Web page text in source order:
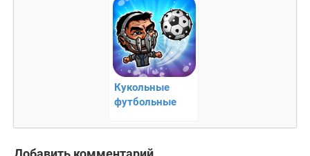
Кукольные
футбольные
Steampunk Socce